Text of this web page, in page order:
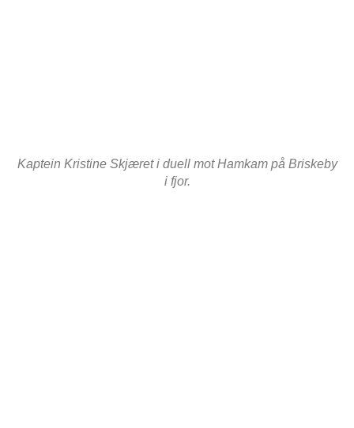
Kaptein Kristine Skjæret i duell mot Hamkam på Briskeby
i fjor.